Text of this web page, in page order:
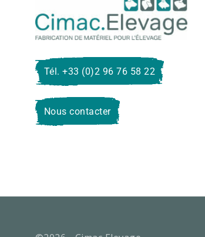
Tél. +33 (0)2 96 76 58 22
Nous contacter